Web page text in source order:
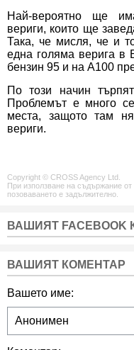
Най-вероятно ще
вериги, които ще
Така, че мисля, че и
една голяма верига в
бензин 95 и на А100
По този начин
Проблемът е много
места, защото там
вериги.
Copyright © CROSS Agency Ltd.
При използване на съдържание
позоваването е задължително.
ВАШИЯТ FACEBOOK
ВАШИЯТ КОМЕНТАР
Вашето име: